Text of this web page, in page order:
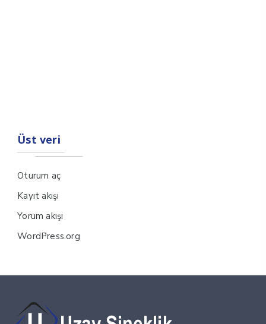
Üst veri
Oturum aç
Kayıt akışı
Yorum akışı
WordPress.org